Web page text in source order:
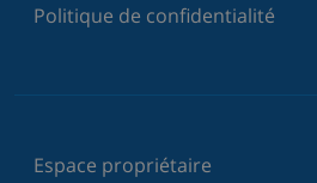
Politique de confidentialité
Espace propriétaire